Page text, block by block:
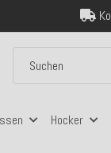
Hocker